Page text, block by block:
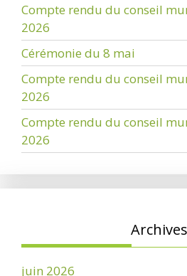
Compte rendu du conseil
2026
Cérémonie du 8 mai
Compte rendu du conseil
2026
Compte rendu du conseil
2026
Archives
juin 2026